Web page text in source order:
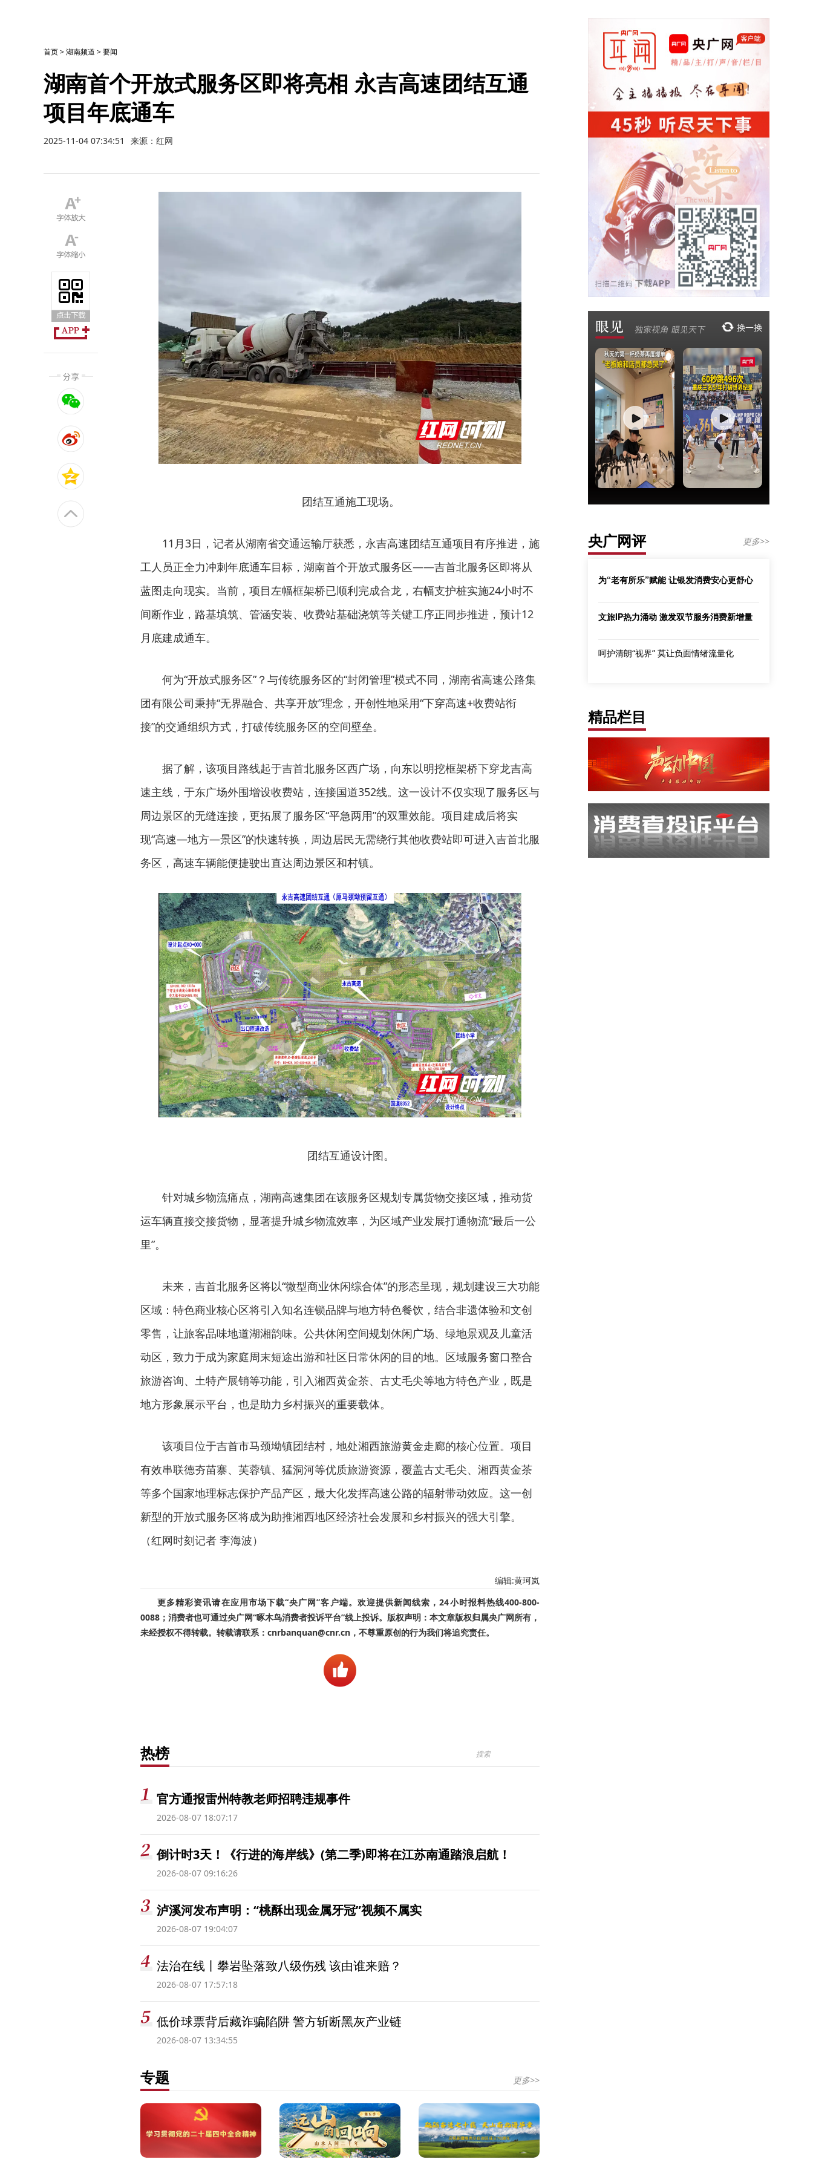
首页>湖南频道 >要闻
湖南首个开放式服务区即将亮相 永吉高速团结互通
项目年底通车
2025-11-04 07:34:51 来源：红网
团结互通施工现场。
11月3日，记者从湖南省交通运输厅获悉，永吉高速团结互通项目有序推进，施
工人员正全力冲刺年底通车目标，湖南首个开放式服务区——吉首北服务区即将从
蓝图走向现实。当前，项目左幅框架桥已顺利完成合龙，右幅支护桩实施24小时不
间断作业，路基填筑、管涵安装、收费站基础浇筑等关键工序正同步推进，预计12
月底建成通车。
何为“开放式服务区”？与传统服务区的“封闭管理”模式不同，湖南省高速公路集
团有限公司秉持“无界融合、共享开放”理念，开创性地采用“下穿高速+收费站衔
接”的交通组织方式，打破传统服务区的空间壁垒。
据了解，该项目路线起于吉首北服务区西广场，向东以明挖框架桥下穿龙吉高
速主线，于东广场外围增设收费站，连接国道352线。这一设计不仅实现了服务区与
周边景区的无缝连接，更拓展了服务区“平急两用”的双重效能。项目建成后将实
现“高速—地方—景区”的快速转换，周边居民无需绕行其他收费站即可进入吉首北服
务区，高速车辆能便捷驶出直达周边景区和村镇。
团结互通设计图。
针对城乡物流痛点，湖南高速集团在该服务区规划专属货物交接区域，推动货
运车辆直接交接货物，显著提升城乡物流效率，为区域产业发展打通物流“最后一公
里”。
未来，吉首北服务区将以“微型商业休闲综合体”的形态呈现，规划建设三大功能
区域：特色商业核心区将引入知名连锁品牌与地方特色餐饮，结合非遗体验和文创
零售，让旅客品味地道湖湘韵味。公共休闲空间规划休闲广场、绿地景观及儿童活
动区，致力于成为家庭周末短途出游和社区日常休闲的目的地。区域服务窗口整合
旅游咨询、土特产展销等功能，引入湘西黄金茶、古丈毛尖等地方特色产业，既是
地方形象展示平台，也是助力乡村振兴的重要载体。
该项目位于吉首市马颈坳镇团结村，地处湘西旅游黄金走廊的核心位置。项目
有效串联德夯苗寨、芙蓉镇、猛洞河等优质旅游资源，覆盖古丈毛尖、湘西黄金茶
等多个国家地理标志保护产品产区，最大化发挥高速公路的辐射带动效应。这一创
新型的开放式服务区将成为助推湘西地区经济社会发展和乡村振兴的强大引擎。
（红网时刻记者 李海波）
编辑:黄珂岚
更多精彩资讯请在应用市场下载“央广网”客户端。欢迎提供新闻线索，24小时报料热线400-800-
0088；消费者也可通过央广网“啄木鸟消费者投诉平台”线上投诉。版权声明：本文章版权归属央广网所有，
未经授权不得转载。转载请联系：cnrbanquan@cnr.cn，不尊重原创的行为我们将追究责任。
热榜
官方通报雷州特教老师招聘违规事件
2026-08-07 18:07:17
倒计时3天！《行进的海岸线》(第二季)即将在江苏南通踏浪启航！
2026-08-07 09:16:26
泸溪河发布声明：“桃酥出现金属牙冠”视频不属实
2026-08-07 19:04:07
法治在线丨攀岩坠落致八级伤残 该由谁来赔？
2026-08-07 17:57:18
低价球票背后藏诈骗陷阱 警方斩断黑灰产业链
2026-08-07 13:34:55
专题 更多>>
央广网评 更多>>
为“老有所乐”赋能 让银发消费安心更舒心
文旅IP热力涌动 激发双节服务消费新增量
呵护清朗“视界” 莫让负面情绪流量化
精品栏目